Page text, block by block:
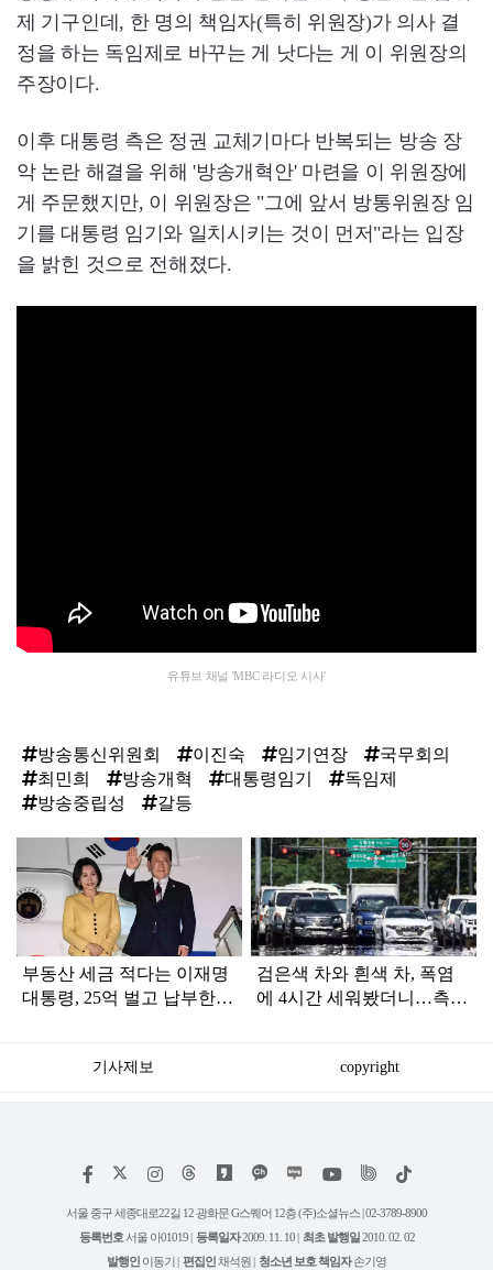
제 기구인데, 한 명의 책임자(특히 위원장)가 의사 결
정을 하는 독임제로 바꾸는 게 낫다는 게 이 위원장의
주장이다.
이후 대통령 측은 정권 교체기마다 반복되는 방송 장
악 논란 해결을 위해 '방송개혁안' 마련을 이 위원장에
게 주문했지만, 이 위원장은 "그에 앞서 방통위원장 임
기를 대통령 임기와 일치시키는 것이 먼저"라는 입장
을 밝힌 것으로 전해졌다.
유튜브 채널 'MBC 라디오 시사'
방송통신위원회 이진숙 임기연장
국무회의
최민희
방송개혁 대통령임기
독임제
방송중립성
갈등
라
인
부동산 세금 적다는 이재명
대통령, 25억 벌고 납부한
검은색 차와 흰색 차, 폭염
에 4시간 세워봤더니…측정
기사제보 copyright
페
스
인
타
램
위
트
유
튜
틱
서울 중구 세종대로22길 12 광화문 G스퀘어 12층 (주)소셜뉴스 | 02-3789-8900
등록번호 서울 아01019 | 등록일자2009. 11. 10 | 최초 발행일 2010. 02. 02
발행인 이동기 | 편집인 채석원 | 청소년 보호 책임자손기영